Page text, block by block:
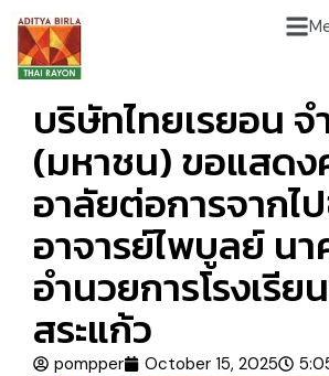
บริษัทไทยเรยอน
(มหาชน) ขอแสดง
อาลัยต่อการจากไ
อาจารย์ไพบูลย์ น
อำนวยการโรงเรีย
สระแก้ว
pompper October 15, 2025